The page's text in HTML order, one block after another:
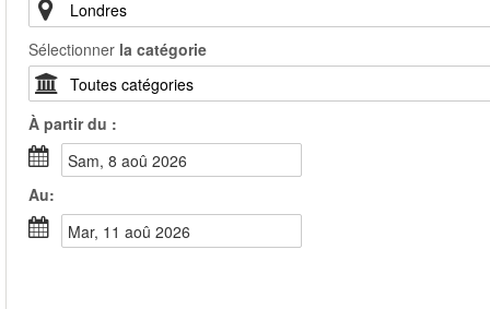
Sélectionner la catégorie
À partir du :
sam, 8 aoû 2026
Au:
mar, 11 aoû 2026